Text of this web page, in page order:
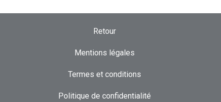
Retour
Mentions légales
Termes et conditions
Politique de confidentialité